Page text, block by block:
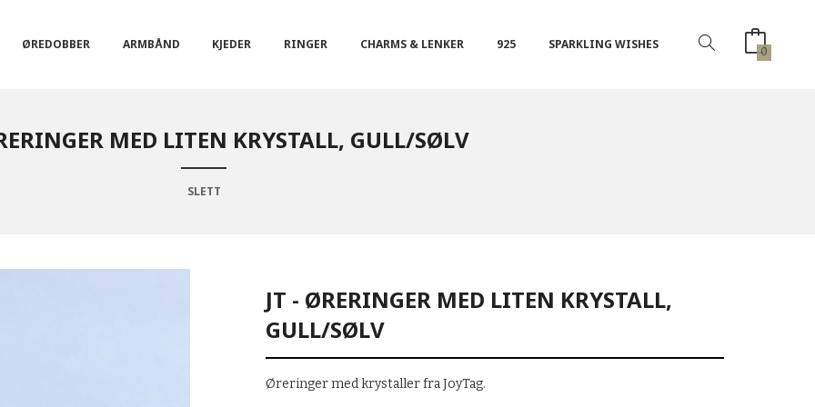
ØREDOBBER ARMBÅND KJEDER RINGER CHARMS & LENKER 925 SPARKLING WISHES 0
MED LITEN KRYSTALL, GULL/SØLV
SLETT
JT - ØRERINGER MED LITEN KRYSTALL,
GULL/SØLV
Øreringer med krystaller fra JoyTag.